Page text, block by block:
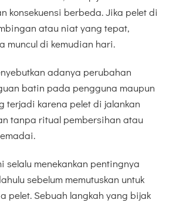
konsekuensi berbeda. Jika pelet di
atau niat yang tepat,
muncul di kemudian hari.
adanya perubahan
batin pada pengguna maupun
terjadi karena pelet di jalankan
tanpa ritual pembersihan atau
selalu menekankan pentingnya
sebelum memutuskan untuk
pelet. Sebuah langkah yang bijak